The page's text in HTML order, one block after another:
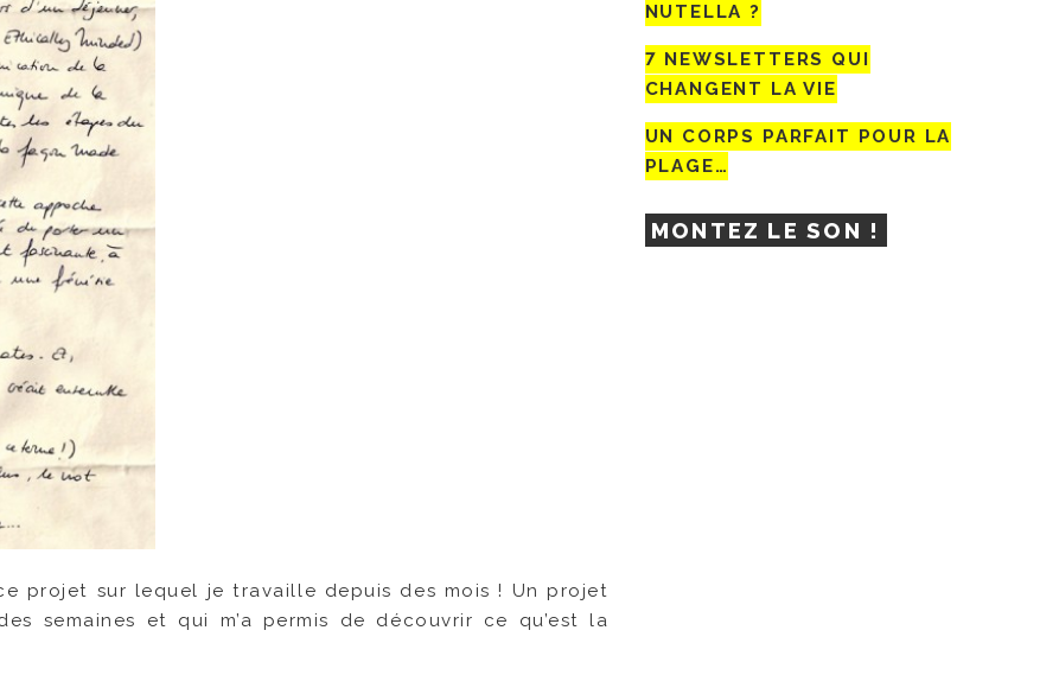
projet sur lequel je travaille depuis des mois ! Un projet
semaines et qui m’a permis de découvrir ce qu’est la
NUTELLA ?
7 NEWSLETTERS QUI
CHANGENT LA VIE
UN CORPS PARFAIT POUR LA
PLAGE…
MONTEZ LE SON !